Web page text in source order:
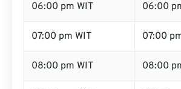
06:00 pm WIT 06:00
07:00 pm WIT 07:00
08:00 pm WIT 08:00